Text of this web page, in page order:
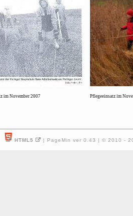
im November 2007 Pflegeeinsatz im
HTML5 | PageMin ver 0.43 | © 2010 -